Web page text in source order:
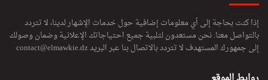
إذا كنت بحاجة إلى أي معلومات إضافية حول خدمات الإشهار لدينا، لا تتردد
بالتواصل معنا. نحن مستعدون لتلبية جميع احتياجاتك الإعلانية وضمان وصولك
إلى جمهورك المستهدف لا تتردد بالاتصال بنا عبر البريدcontact@elmawkie.dz